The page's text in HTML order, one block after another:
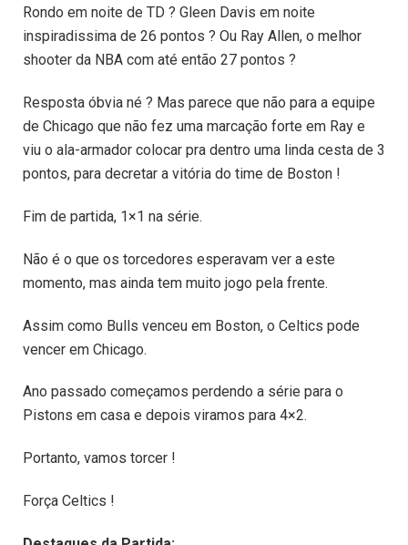
Rondo em noite de TD ? Gleen Davis em noite
inspiradissima de 26 pontos ? Ou Ray Allen, o melhor
shooter da NBA com até então 27 pontos ?
Resposta óbvia né ? Mas parece que não para a equipe
de Chicago que não fez uma marcação forte em Ray e
viu o ala-armador colocar pra dentro uma linda cesta de 3
pontos, para decretar a vitória do time de Boston !
Fim de partida, 1×1 na série.
Não é o que os torcedores esperavam ver a este
momento, mas ainda tem muito jogo pela frente.
Assim como Bulls venceu em Boston, o Celtics pode
vencer em Chicago.
Ano passado começamos perdendo a série para o
Pistons em casa e depois viramos para 4×2.
Portanto, vamos torcer !
Força Celtics !